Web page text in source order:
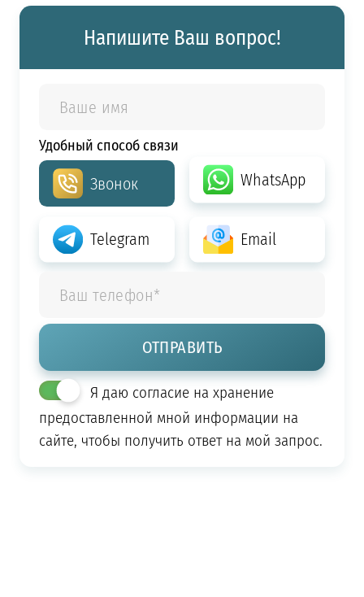
Напишите Ваш вопрос!
Удобный способ связи
Звонок WhatsApp
Telegram Email
Я даю согласие на хранение
предоставленной мной информации на
сайте, чтобы получить ответ на мой запрос.